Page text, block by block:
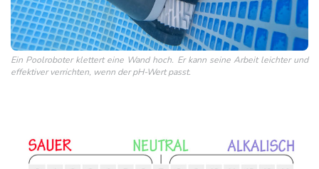
Ein Poolroboter klettert eine Wand hoch. Er kann seine Arbeit leichter und
effektiver verrichten, wenn der pH-Wert passt.